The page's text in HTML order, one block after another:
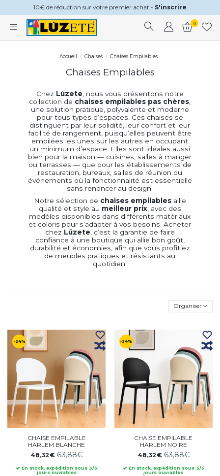
10€ de réduction sur votre premier achat - S'inscrire
0
Accueil Chaises Chaises Empilables
Chaises Empilables
Chez Lúzete , nous vous présentons notre
collection de chaises empilables pas chères
une solution pratique, polyvalente et moderne
pour tous types d’espaces. Ces chaises se
distinguent par leur solidité, leur confort et leur
facilité de rangement, puisqu’elles peuvent être
empilées les unes sur les autres en occupant
un minimum d’espace. Elles sont idéales aussi
bien pour la maison — cuisines, salles à manger
ou terrasses — que pour les établissements de
restauration, bureaux, salles de réunion ou
événements où la fonctionnalité est essentielle
sans renoncer au design.
Notre sélection de chaises empilablesallie
qualité et style au meilleur prix, avec des
modèles disponibles dans différents matériaux
et coloris pour s’adapter à vos besoins. Acheter
chez Lúzete, c’est la garantie de faire
confiance à une boutique qui allie bon goût,
durabilité et économies, afin que vous profitiez
de meubles pratiques et résistants au
quotidien.
Organiser
-24%
CHAISE EMPILABLE
HARLEM BLANCHE
48,32€63,88€
En stock, expédition sous 3/5
jours ouvrables
-24%
CHAISE EMPILABLE
HARLEM NOIRE
48,32€63,88€
En stock, expédition sous 3/5
jours ouvrables